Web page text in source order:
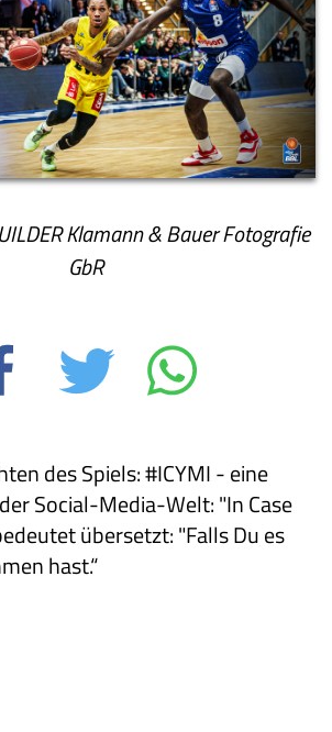
Klamann & Bauer Fotografie
GbR
des Spiels: #ICYMI - eine
Social-Media-Welt: "In Case
übersetzt: "Falls Du es
hast.“